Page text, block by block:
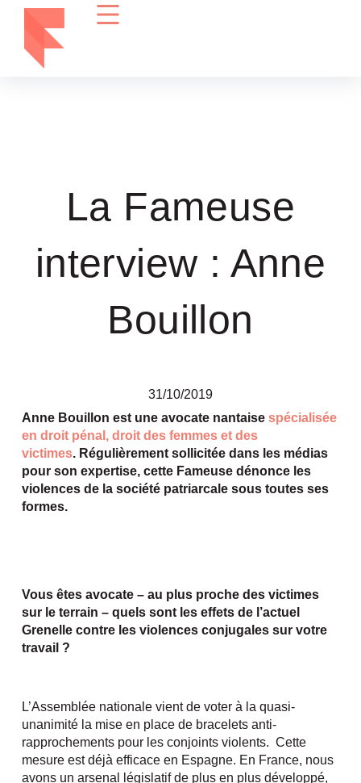
La Fameuse
interview : Anne
Bouillon
31/10/2019
Anne Bouillon est une avocate nantaise spécialisée
en droit pénal, droit des femmes et des
victimes. Régulièrement sollicitée dans les médias
pour son expertise, cette Fameuse dénonce les
violences de la société patriarcale sous toutes ses
formes.
Vous êtes avocate – au plus proche des victimes
sur le terrain – quels sont les effets de l’actuel
Grenelle contre les violences conjugales sur votre
travail ?
L’Assemblée nationale vient de voter à la quasi-
unanimité la mise en place de bracelets anti-
rapprochements pour les conjoints violents. Cette
mesure est déjà efficace en Espagne. En France, nous
avons un arsenal législatif de plus en plus développé,